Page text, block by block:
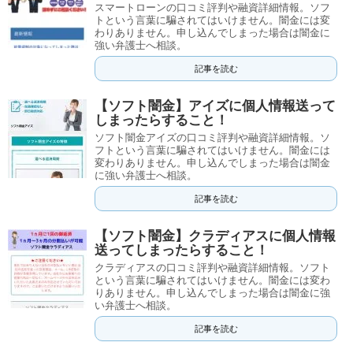
スマートローンの口コミ評判や融資詳細情報。ソフ
トという言葉に騙されてはいけません。闇金には変
わりありません。申し込んでしまった場合は闇金に
強い弁護士へ相談。
記事を読む
【ソフト闇金】アイズに個人情報送って
しまったらすること！
ソフト闇金アイズの口コミ評判や融資詳細情報。ソ
フトという言葉に騙されてはいけません。闇金には
変わりありません。申し込んでしまった場合は闇金
に強い弁護士へ相談。
記事を読む
【ソフト闇金】クラディアスに個人情報
送ってしまったらすること！
クラディアスの口コミ評判や融資詳細情報。ソフト
という言葉に騙されてはいけません。闇金には変わ
りありません。申し込んでしまった場合は闇金に強
い弁護士へ相談。
記事を読む